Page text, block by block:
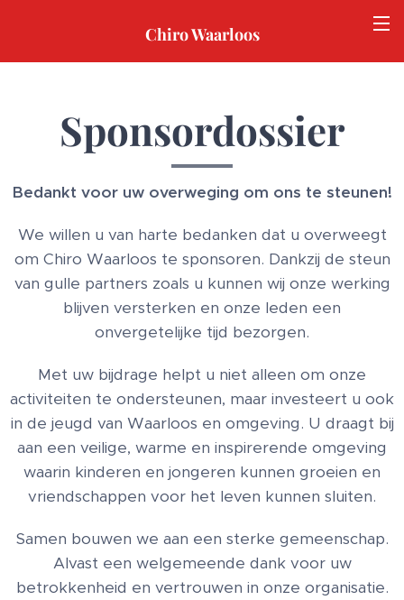
Chiro Waarloos
Sponsordossier
Bedankt voor uw overweging om ons te steunen!
We willen u van harte bedanken dat u overweegt
om Chiro Waarloos te sponsoren. Dankzij de steun
van gulle partners zoals u kunnen wij onze werking
blijven versterken en onze leden een
onvergetelijke tijd bezorgen.
Met uw bijdrage helpt u niet alleen om onze
activiteiten te ondersteunen, maar investeert u ook
in de jeugd van Waarloos en omgeving. U draagt bij
aan een veilige, warme en inspirerende omgeving
waarin kinderen en jongeren kunnen groeien en
vriendschappen voor het leven kunnen sluiten.
Samen bouwen we aan een sterke gemeenschap.
Alvast een welgemeende dank voor uw
betrokkenheid en vertrouwen in onze organisatie.